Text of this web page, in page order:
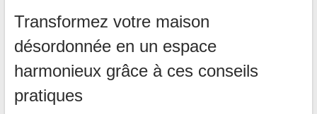
Transformez votre maison
désordonnée en un espace
harmonieux grâce à ces conseils
pratiques